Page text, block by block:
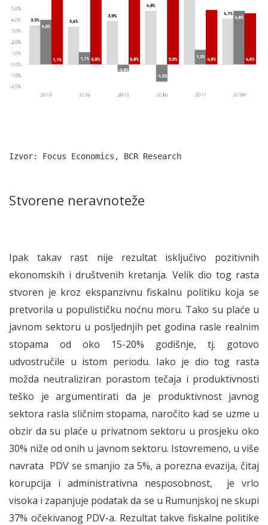
Stvorene neravnoteže
Ipak takav rast nije rezultat isključivo pozitivnih
ekonomskih i društvenih kretanja. Velik dio tog rasta
stvoren je kroz ekspanzivnu fiskalnu politiku koja se
pretvorila u populističku noćnu moru. Tako su plaće u
javnom sektoru u posljednjih pet godina rasle realnim
stopama od oko 15-20% godišnje, tj. gotovo
udvostručile u istom periodu. Iako je dio tog rasta
možda neutraliziran porastom tečaja i produktivnosti
teško je argumentirati da je produktivnost javnog
sektora rasla sličnim stopama, naročito kad se uzme u
obzir da su plaće u privatnom sektoru u prosjeku oko
30% niže od onih u javnom sektoru. Istovremeno, u više
navrata PDV se smanjio za 5%, a porezna evazija, čitaj
korupcija i administrativna nesposobnost, je vrlo
visoka i zapanjuje podatak da se u Rumunjskoj ne skupi
37% očekivanog PDV-a. Rezultat takve fiskalne politike